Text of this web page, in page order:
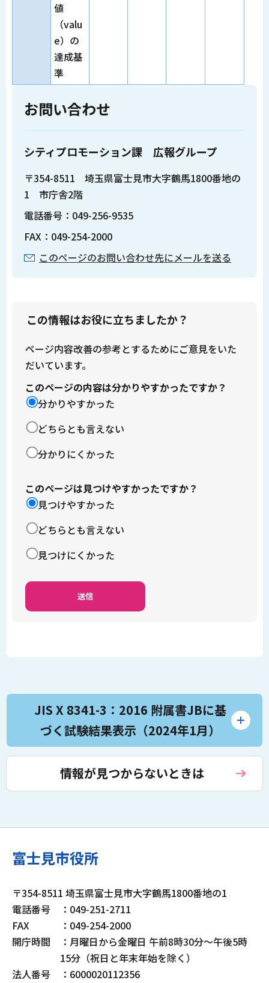
値
（valu
e）の
達成基
準
お問い合わせ
シティプロモーション課 広報グループ
〒354-8511 埼玉県富士見市大字鶴馬1800番地の
1 市庁舎2階
電話番号：049-256-9535
FAX：049-254-2000
このページのお問い合わせ先にメールを送る
この情報はお役に立ちましたか？
ページ内容改善の参考とするためにご意見をいた
だいています。
このページの内容は分かりやすかったですか？
分かりやすかった
どちらとも言えない
分かりにくかった
このページは見つけやすかったですか？
見つけやすかった
どちらとも言えない
見つけにくかった
JIS X 8341-3：2016 附属書JBに基
づく試験結果表示（2024年1月）
情報が見つからないときは
富士見市役所
〒354-8511 埼玉県富士見市大字鶴馬1800番地の1
電話番号
：049-251-2711
FAX
：049-254-2000
開庁時間
：月曜日から金曜日 午前8時30分～午後5時
15分（祝日と年末年始を除く）
法人番号
：6000020112356